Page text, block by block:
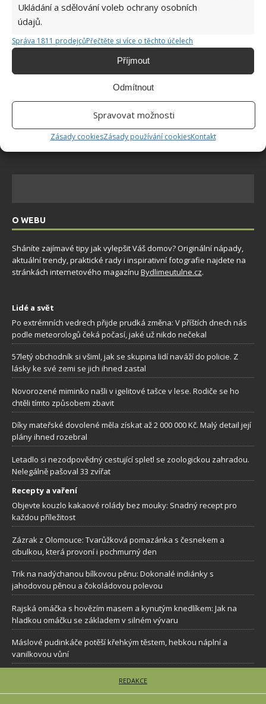
Ukládání a sdělování voleb ochrany osobních
údajů.
Správa 1811 prodejcůPřečtěte si více o těchto účelech
Příjmout
Odmítnout
Spravovat možnosti
Zásady cookiesZásady používání cookiesKontakt
7.8.2026
Využití dešťové vody v domácnosti: Tři
O WEBU
Sháníte zajímavé tipy jak vylepšit Váš domov? Originální nápady,
aktuální trendy, praktické rady i inspirativní fotografie najdete na
stránkách internetového magazínu Bydlimeutulne.cz.
Lidé a svět
Po extrémních vedrech přijde prudká změna: V příštích dnech nás
podle meteorologů čeká počasí, jaké už nikdo nečekal
57letý obchodník si všiml, jak se skupina lidí naváží do policie. Z
lásky ke své zemi se jich ihned zastal
Novorozené miminko našli v igelitové tašce v lese. Rodiče se ho
chtěli tímto způsobem zbavit
Díky mateřské dovolené měla získat až 2 000 000 Kč. Malý detail její
plány ihned rozebral
Letadlo si nezodpovědný cestující spletl se zoologickou zahradou.
Nelegálně pašoval 33 zvířat
Recepty a vaření
Objevte kouzlo kakaové rolády bez mouky: Snadný recept pro
každou příležitost
Zázrak z Olomouce: Tvarůžková pomazánka s česnekem a
cibulkou, která provoní i pochmurný den
Trik na nadýchanou bílkovou pěnu: Dokonalé indiánky s
jahodovou pěnou a čokoládovou polevou
Rajská omáčka s hovězím masem a kynutým knedlíkem: Jak na
hladkou omáčku se základem v silném vývaru
Máslové pudinkáče potěší křehkým těstem, hebkou náplní a
vanilkovou vůní
REDAKCE